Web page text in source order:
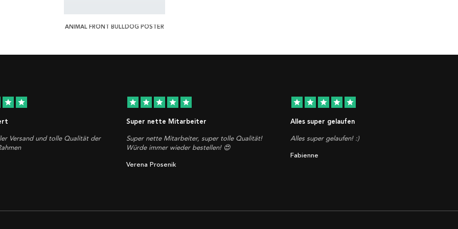
ANIMAL FRONT BULLDOG POSTER
star star
Versand und tolle Qualität der
star star star star star
Super nette Mitarbeiter
Super nette Mitarbeiter, super tolle Qualität!
Würde immer wieder bestellen! 😍
Verena Prosenik
star star star star star
Alles super gelaufen
Alles super gelaufen! :)
Fabienne